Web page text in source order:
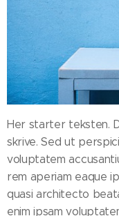
Her starter teksten.
skrive. Sed ut
voluptatem
rem aperiam eaque
quasi architecto
enim ipsam